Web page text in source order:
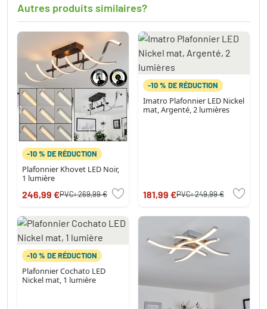
Autres produits similaires?
-10 % DE RÉDUCTION
Plafonnier Khovet LED Noir,
1 lumière
246,99 €PVC:269,99 €
-10 % DE RÉDUCTION
Imatro Plafonnier LED Nickel
mat, Argenté, 2 lumières
181,99 €PVC:249,99 €
-10 % DE RÉDUCTION
Plafonnier Cochato LED
Nickel mat, 1 lumière